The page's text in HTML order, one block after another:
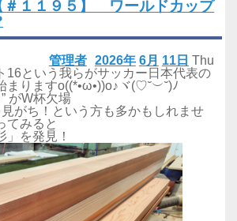
＃１１９５】 ワールドカップ
2026年 6月 11日 Thu
管理者
16という我らがサッカー日本代表の
まりますo((*•ω•))o♪ヾ(♡˘︶˘)ﾉ
がW杯欠場
がち！という方も多かもしれませ
てみると
」を発見！